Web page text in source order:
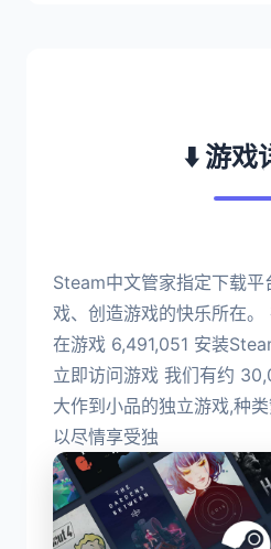
⬇️ 游戏
Steam中文管家指定下载
戏、创造游戏的快乐所在
在游戏 6,491,051 安装
立即访问游戏 我们有约
大作到小品的独立游戏,种
以尽情享受独